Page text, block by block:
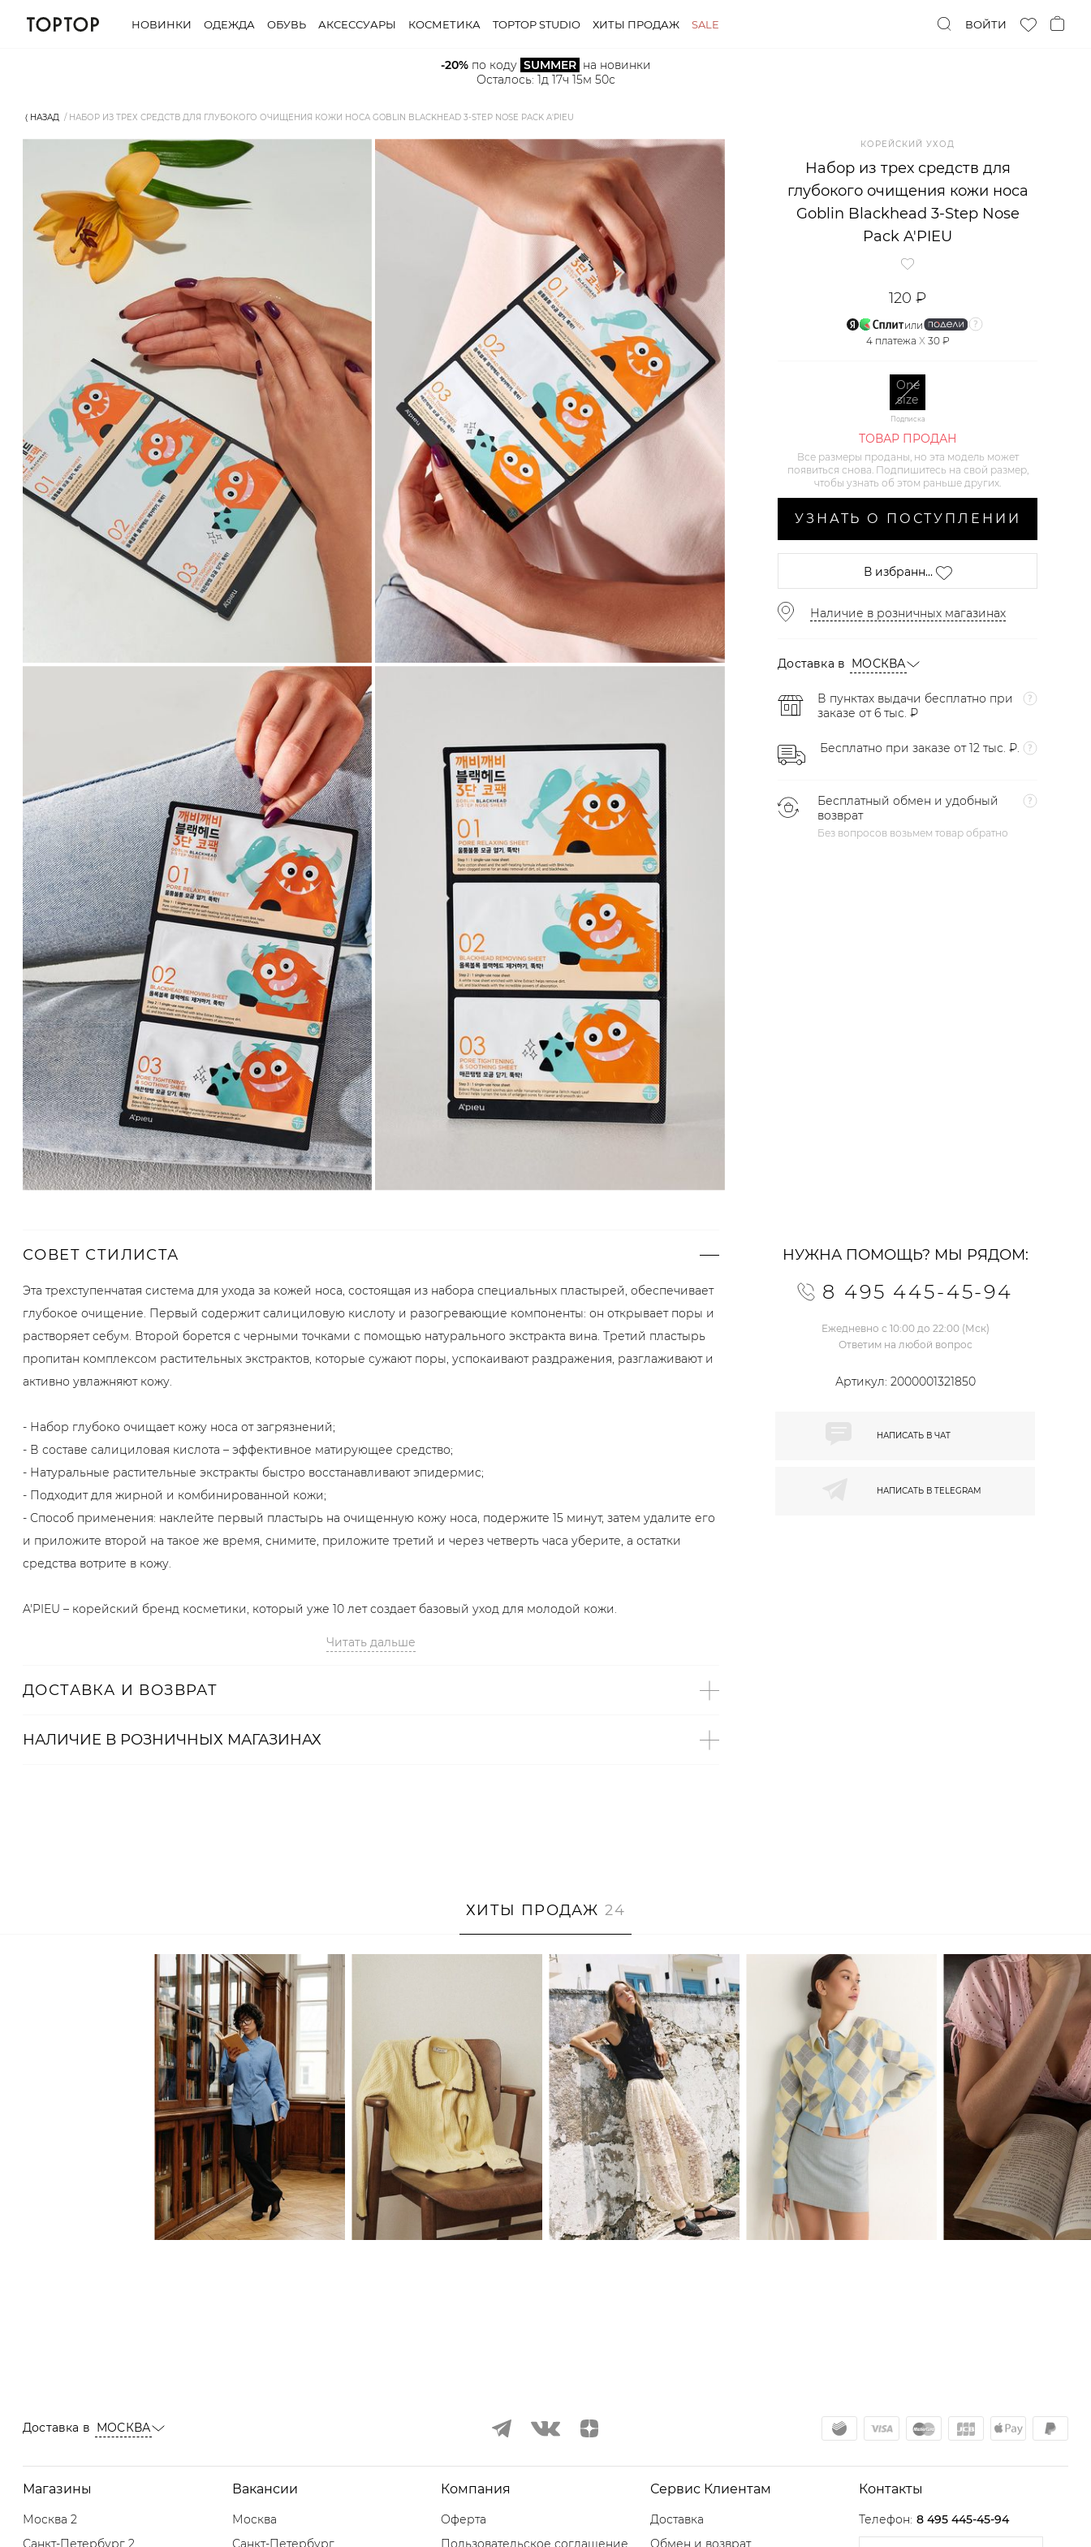
НОВИНКИ ОДЕЖДА ОБУВЬ АКСЕССУАРЫ КОСМЕТИКА TOPTOP STUDIO ХИТЫ ПРОДАЖ SALE ВОЙТИ
-20% по коду SUMMER на новинки
Осталось: 1д 17ч 15м 49с
⟨ НАЗАД НАБОР ИЗ ТРЕХ СРЕДСТВ ДЛЯ ГЛУБОКОГО ОЧИЩЕНИЯ КОЖИ НОСА GOBLIN BLACKHEAD 3-STEP NOSE PACK A'PIEU
КОРЕЙСКИЙ УХОД
Набор из трех средств для
глубокого очищения кожи носа
Goblin Blackhead 3-Step Nose
Pack A'PIEU
120 ₽
или
4 платежа X 30 ₽
One
size
Подписка
ТОВАР ПРОДАН
Все размеры проданы, но эта модель может
появиться снова. Подпишитесь на свой размер,
чтобы узнать об этом раньше других.
УЗНАТЬ О ПОСТУПЛЕНИИ
В избранн...
Наличие в розничных магазинах
Доставка в МОСКВА
В пунктах выдачи бесплатно при
заказе от 6 тыс. ₽
Бесплатно при заказе от 12 тыс. ₽.
Бесплатный обмен и удобный
возврат
Без вопросов возьмем товар обратно
СОВЕТ СТИЛИСТА
Эта трехступенчатая система для ухода за кожей носа, состоящая из набора специальных пластырей, обеспечивает
глубокое очищение. Первый содержит салициловую кислоту и разогревающие компоненты: он открывает поры и
растворяет себум. Второй борется с черными точками с помощью натурального экстракта вина. Третий пластырь
пропитан комплексом растительных экстрактов, которые сужают поры, успокаивают раздражения, разглаживают и
активно увлажняют кожу.
- Набор глубоко очищает кожу носа от загрязнений;
- В составе салициловая кислота – эффективное матирующее средство;
- Натуральные растительные экстракты быстро восстанавливают эпидермис;
- Подходит для жирной и комбинированной кожи;
- Способ применения: наклейте первый пластырь на очищенную кожу носа, подержите 15 минут, затем удалите его
и приложите второй на такое же время, снимите, приложите третий и через четверть часа уберите, а остатки
средства вотрите в кожу.
A'PIEU – корейский бренд косметики, который уже 10 лет создает базовый уход для молодой кожи.
Читать дальше
ДОСТАВКА И ВОЗВРАТ
НАЛИЧИЕ В РОЗНИЧНЫХ МАГАЗИНАХ
НУЖНА ПОМОЩЬ? МЫ РЯДОМ:
8 495 445-45-94
Ежедневно с 10:00 до 22:00 (Мск)
Ответим на любой вопрос
Артикул: 2000001321850
НАПИСАТЬ В ЧАТ
НАПИСАТЬ В TELEGRAM
ХИТЫ ПРОДАЖ 24
XS S L XS/S M/L XS S M L XS S M XS S M L
Магазины
Москва 2
Санкт-Петербург 2
Вакансии
Москва
Санкт-Петербург
Компания
Оферта
Пользовательское соглашение
Сервис Клиентам
Доставка
Обмен и возврат
Контакты
Телефон: 8 495 445-45-94
Доставка в МОСКВА